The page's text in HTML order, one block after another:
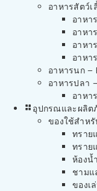
อาหารสัตว์
อาหา
อาหา
อาหา
อาหา
อาหารนก –
อาหารปลา
อาหา
อุปกรณและผลิต
ของใช้สำหรั
ทราย
ทราย
ห้องน้
ชามแ
ของเ